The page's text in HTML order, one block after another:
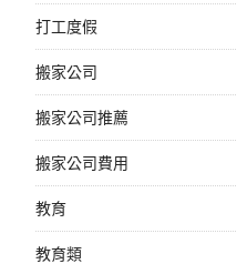
打工度假
搬家公司
搬家公司推薦
搬家公司費用
教育
教育類